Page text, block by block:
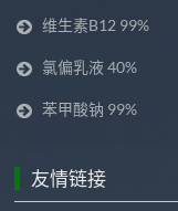
维生素B12 99%
氯偏乳液 40%
苯甲酸钠 99%
友情链接